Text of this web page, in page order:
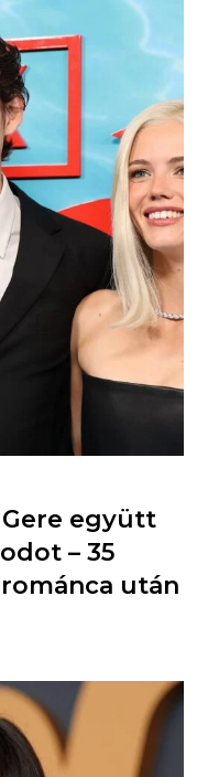
Gere együtt
– 35
után